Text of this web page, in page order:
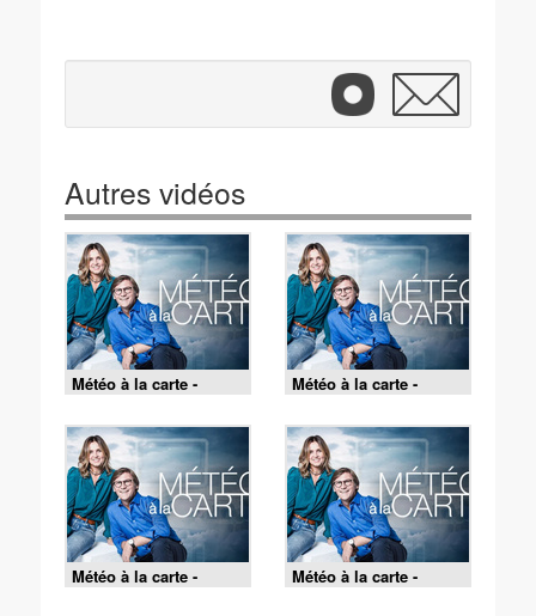
Autres vidéos
Météo à la carte -
07/08/2026
Météo à la carte -
06/08/2026
Météo à la carte -
05/08/2026
Météo à la carte -
04/08/2026